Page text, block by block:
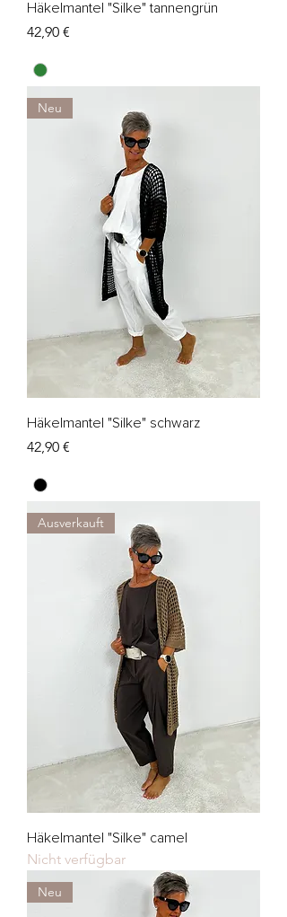
Häkelmantel "Silke" tannengrün
Preis
42,90 €
Neu
Häkelmantel "Silke" schwarz
Preis
42,90 €
Ausverkauft
Häkelmantel "Silke" camel
Nicht verfügbar
Neu